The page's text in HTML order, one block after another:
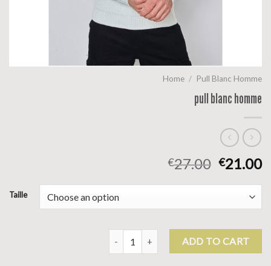
Home / Pull Blanc Homme
pull blanc homme
€27.00 €21.00
Taille
pull blanc homme quantityADD TO CART